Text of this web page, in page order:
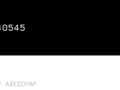
/ ΑΞΕΣΟΥΆΡ